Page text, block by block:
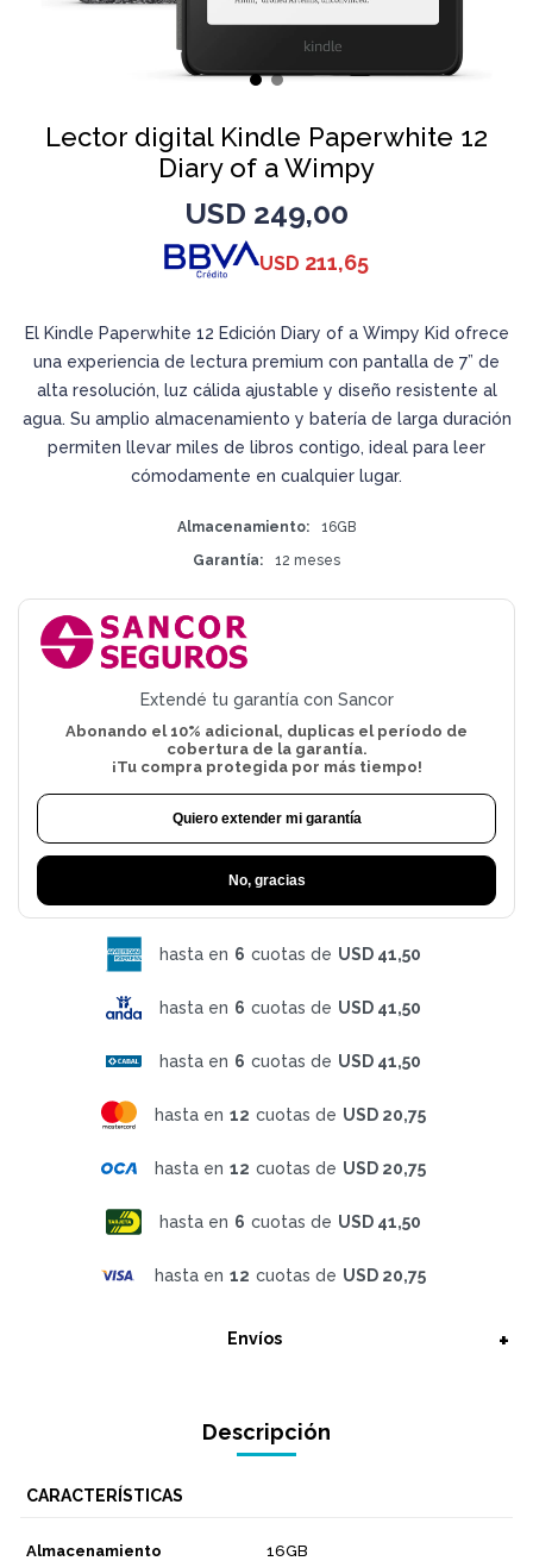
Lector digital Kindle Paperwhite 12
Diary of a Wimpy
USD 249,00
USD 211,65
El Kindle Paperwhite 12 Edición Diary of a Wimpy Kid ofrece
una experiencia de lectura premium con pantalla de 7” de
alta resolución, luz cálida ajustable y diseño resistente al
agua. Su amplio almacenamiento y batería de larga duración
permiten llevar miles de libros contigo, ideal para leer
cómodamente en cualquier lugar.
Almacenamiento
16GB
Garantía
12 meses
Extendé tu garantía con Sancor
Abonando el 10% adicional, duplicas el período de
cobertura de la garantía.
¡Tu compra protegida por más tiempo!
Quiero extender mi garantía
No, gracias
hasta en 6 cuotas de USD 41,50
hasta en 6 cuotas de USD 41,50
hasta en 6 cuotas de USD 41,50
hasta en 12 cuotas de USD 20,75
hasta en 12 cuotas de USD 20,75
hasta en 6 cuotas de USD 41,50
hasta en 12 cuotas de USD 20,75
Envíos
Descripción
CARACTERÍSTICAS
Almacenamiento 16GB